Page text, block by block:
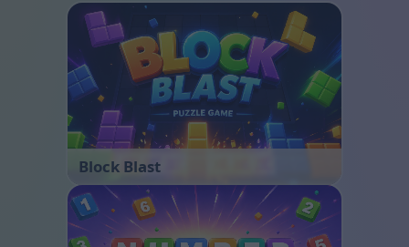
Block Blast